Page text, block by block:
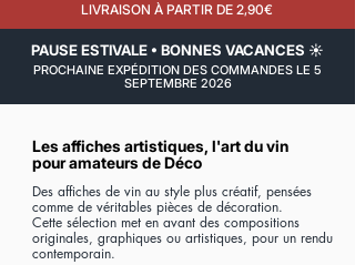
LIVRAISON À PARTIR DE 2,90€
PAUSE ESTIVALE • BONNES VACANCES ☀️
PROCHAINE EXPÉDITION DES COMMANDES LE 5
SEPTEMBRE 2026
Les affiches artistiques, l'art du vin
pour amateurs de Déco
Des affiches de vin au style plus créatif, pensées
comme de véritables pièces de décoration.
Cette sélection met en avant des compositions
originales, graphiques ou artistiques, pour un rendu
contemporain.